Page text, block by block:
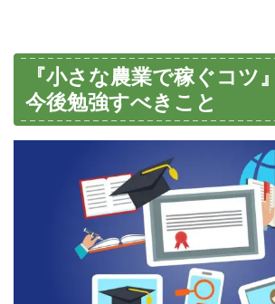
『小さな農業で稼ぐコツ
今後勉強すべきこと